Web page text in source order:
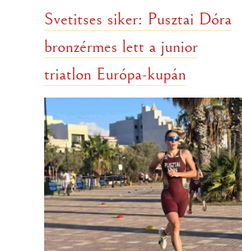
Svetitses siker: Pusztai Dóra
bronzérmes lett a junior
triatlon Európa-kupán